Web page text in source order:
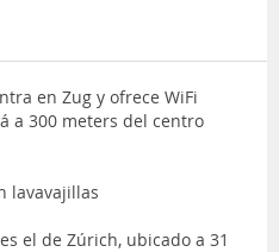
en Zug y ofrece WiFi
a 300 meters del centro
lavavajillas
el de Zúrich, ubicado a 31